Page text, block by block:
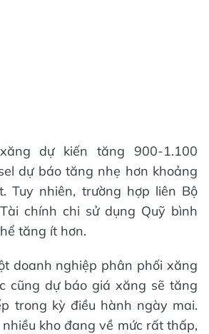
dự kiến tăng 900-1.100
dự báo tăng nhẹ hơn khoảng
Tuy nhiên, trường hợp liên Bộ
chính chi sử dụng Quỹ bình
tăng ít hơn.
doanh nghiệp phân phối xăng
cũng dự báo giá xăng sẽ tăng
trong kỳ điều hành ngày mai.
kho đang về mức rất thấp,